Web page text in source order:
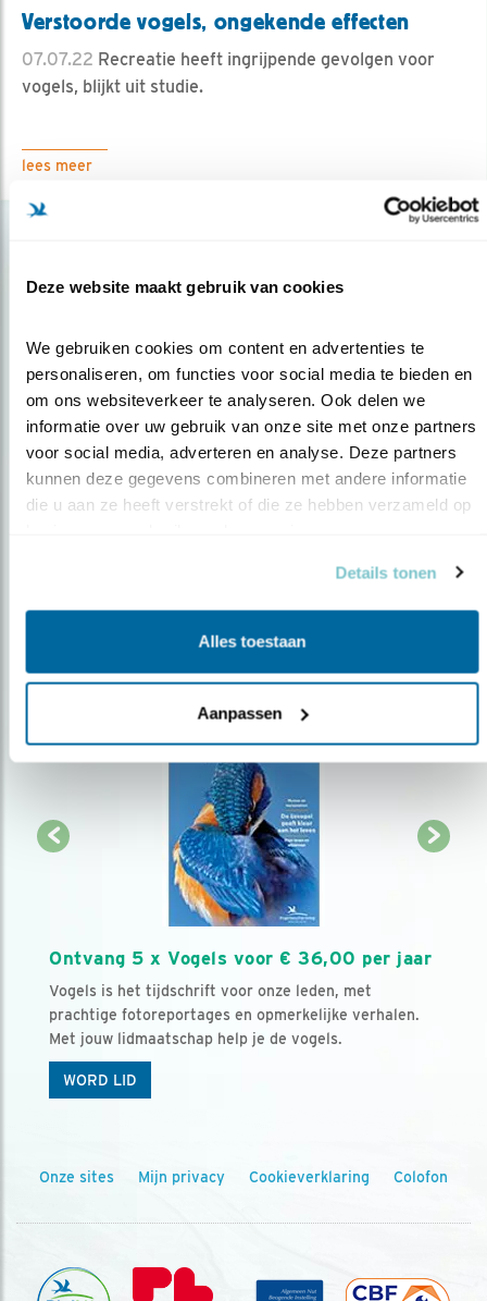
Deze website maakt gebruik van cookies
We gebruiken cookies om content en advertenties te
personaliseren, om functies voor social media te bieden en
om ons websiteverkeer te analyseren. Ook delen we
informatie over uw gebruik van onze site met onze partners
voor social media, adverteren en analyse. Deze partners
kunnen deze gegevens combineren met andere informatie
die u aan ze heeft verstrekt of die ze hebben verzameld op
Details tonen
Alles toestaan
Aanpassen
Verstoorde vogels, ongekende effecten
07.07.22 Recreatie heeft ingrijpende gevolgen voor
vogels, blijkt uit studie.
lees meer
Op de hoogte blijven?
Meld je aan en ontvang nieuws, inspiratie, acties en tips
over vogels en activiteiten van Vogelbescherming.
AANMELDEN VOGELNIEUWS
Ontvang 5 x Vogels voor € 36,00 per jaar
Vogels is het tijdschrift voor onze leden, met
prachtige fotoreportages en opmerkelijke verhalen.
Met jouw lidmaatschap help je de vogels.
WORD LID
Onze sites Mijn privacy Cookieverklaring Colofon